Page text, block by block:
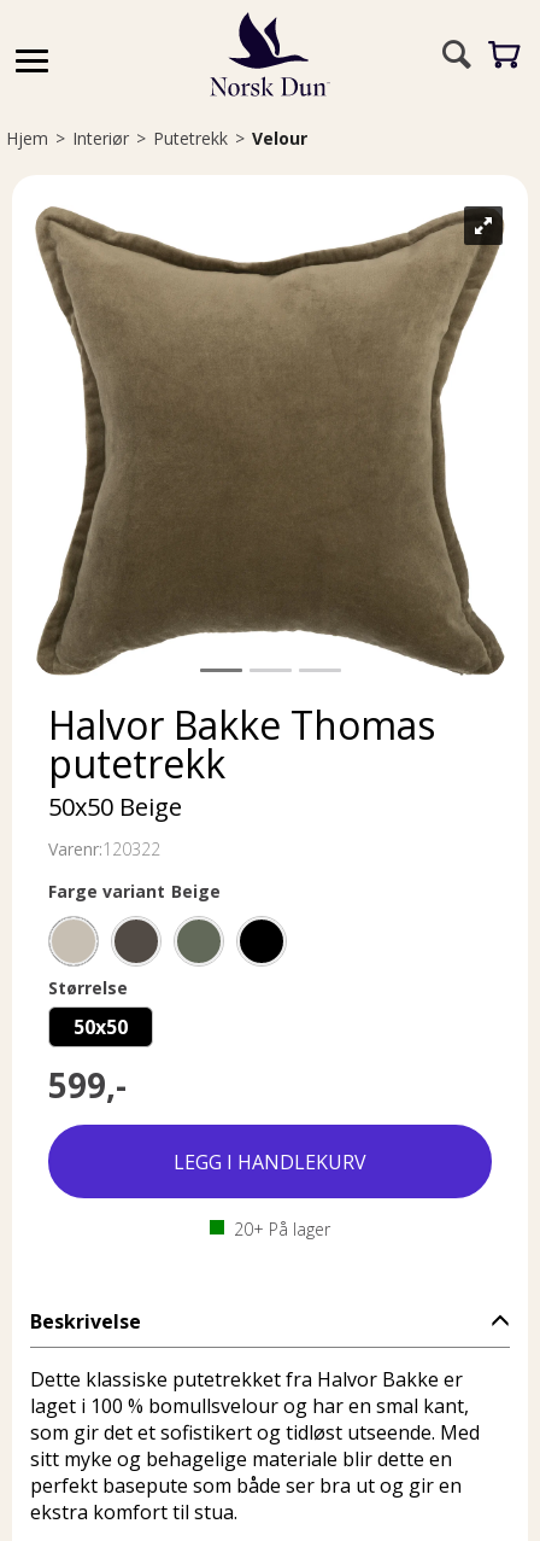
Hjem>Interiør>Putetrekk>Velour
Halvor Bakke Thomas
putetrekk
50x50 Beige
Varenr:120322
Farge variant Beige
Størrelse
50x50
599,-
20+ På lager
Beskrivelse
Dette klassiske putetrekket fra Halvor Bakke er
laget i 100 % bomullsvelour og har en smal kant,
som gir det et sofistikert og tidløst utseende. Med
sitt myke og behagelige materiale blir dette en
perfekt basepute som både ser bra ut og gir en
ekstra komfort til stua.